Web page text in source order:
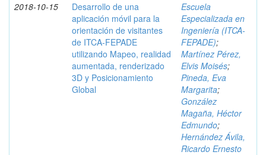
2018-10-15
Desarrollo de una
aplicación móvil para la
orientación de visitantes
de ITCA-FEPADE
utilizando Mapeo, realidad
aumentada, renderizado
3D y Posicionamiento
Global
Escuela
Especializada en
Ingeniería (ITCA-
FEPADE);
Martínez Pérez,
Elvis Moisés;
Pineda, Eva
Margarita;
González
Magaña, Héctor
Edmundo;
Hernández Ávila,
Ricardo Ernesto